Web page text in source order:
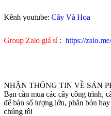
Kênh youtube: Cây Và Hoa
Group Zalo giá sỉ : https://
NHẬN THÔNG TIN VỀ SẢN
Bạn cần mua các cây công trình,
để bàn số lượng lớn, phân bón
chúng tôi